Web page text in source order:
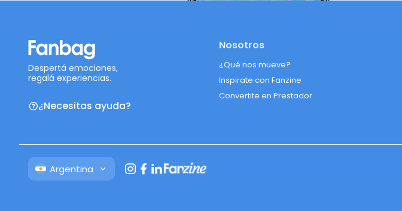
Despertá emociones,
regalá experiencias.
¿Necesitas ayuda?
Nosotros
¿Qué nos mueve?
Inspirate con Fanzine
Convertite en Prestador
Argentina